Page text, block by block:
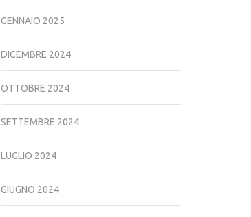
GENNAIO 2025
DICEMBRE 2024
OTTOBRE 2024
SETTEMBRE 2024
LUGLIO 2024
GIUGNO 2024